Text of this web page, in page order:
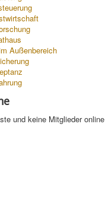
Außenbereich
und keine Mitglieder online